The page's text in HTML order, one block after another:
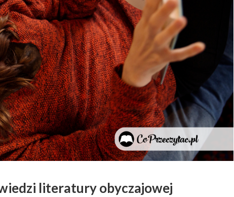
literatury obyczajowej